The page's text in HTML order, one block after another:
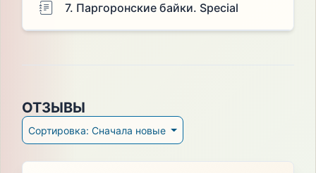
7. Паргоронские байки. Special
ОТЗЫВЫ
Сортировка: Сначала новые